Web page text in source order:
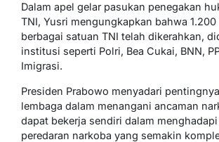
Dalam apel gelar pasukan penegakan
TNI, Yusri mengungkapkan bahwa
berbagai satuan TNI telah dikerahkan,
institusi seperti Polri, Bea Cukai, BNN,
Imigrasi.
Presiden Prabowo menyadari
lembaga dalam menangani ancaman
dapat bekerja sendiri dalam
peredaran narkoba yang semakin